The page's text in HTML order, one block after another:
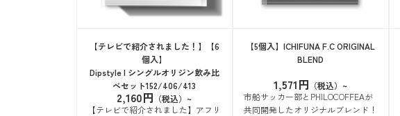
【テレビで紹介されました！】【6
個入】
Dipstyle | シングルオリジン飲み比
べセット152/406/413
2,160円
【テレビで紹介されました】アフリ
【5個入】ICHIFUNA F.C ORIGINAL
BLEND
1,571円
市船サッカー部とPHILOCOFFEAが
共同開発したオリジナルブレンド！